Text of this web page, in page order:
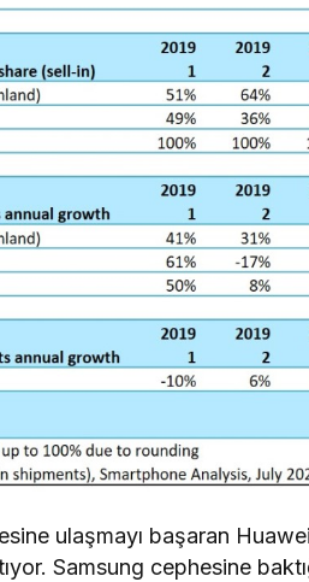
ulaşmayı başaran
Samsung cephesine